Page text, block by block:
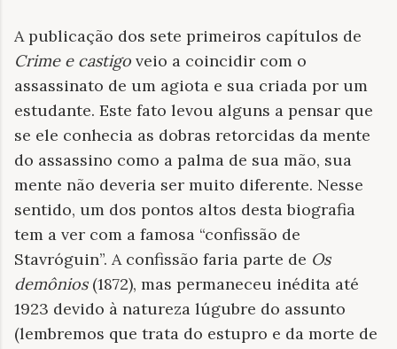
A publicação dos sete primeiros capítulos de
Crime e castigo veio a coincidir com o
assassinato de um agiota e sua criada por um
estudante. Este fato levou alguns a pensar que
se ele conhecia as dobras retorcidas da mente
do assassino como a palma de sua mão, sua
mente não deveria ser muito diferente. Nesse
sentido, um dos pontos altos desta biografia
tem a ver com a famosa “confissão de
Stavróguin”. A confissão faria parte de Os
demônios(1872), mas permaneceu inédita até
1923 devido à natureza lúgubre do assunto
(lembremos que trata do estupro e da morte de